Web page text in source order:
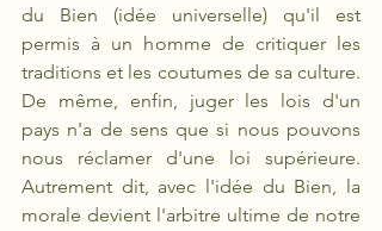
du Bien (idée universelle) qu'il est
permis à un homme de critiquer les
traditions et les coutumes de sa culture.
De même, enfin, juger les lois d'un
pays n'a de sens que si nous pouvons
nous réclamer d'une loi supérieure.
Autrement dit, avec l'idée du Bien, la
morale devient l'arbitre ultime de notre